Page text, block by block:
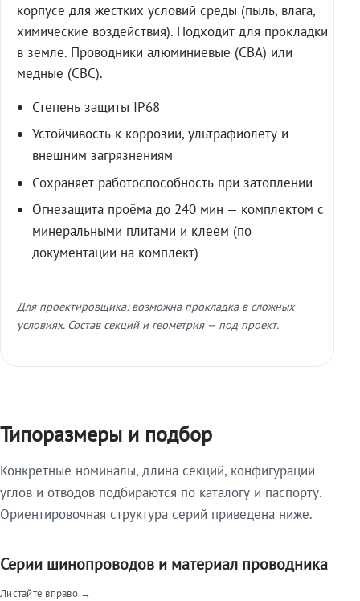
корпусе для жёстких условий среды (пыль, влага,
химические воздействия). Подходит для прокладки
в земле. Проводники алюминиевые (СВА) или
медные (СВС).
Степень защиты IP68
Устойчивость к коррозии, ультрафиолету и
внешним загрязнениям
Сохраняет работоспособность при затоплении
Огнезащита проёма до 240 мин — комплектом с
минеральными плитами и клеем (по
документации на комплект)
Для проектировщика: возможна прокладка в сложных
условиях. Состав секций и геометрия — под проект.
Типоразмеры и подбор
Конкретные номиналы, длина секций, конфигурации
углов и отводов подбираются по каталогу и паспорту.
Ориентировочная структура серий приведена ниже.
Серии шинопроводов и материал проводника
Листайте вправо →